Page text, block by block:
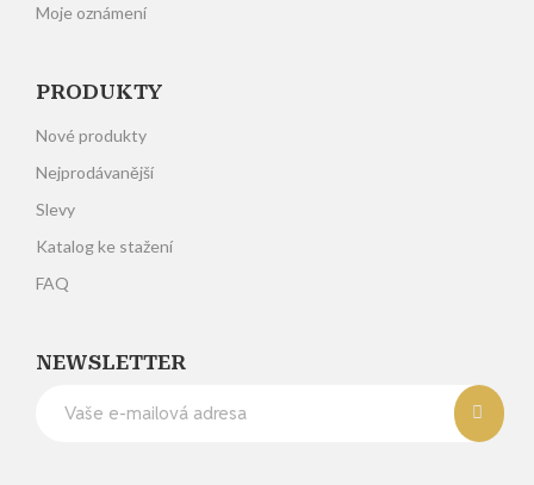
Moje oznámení
PRODUKTY
Nové produkty
Nejprodávanější
Slevy
Katalog ke stažení
FAQ
NEWSLETTER